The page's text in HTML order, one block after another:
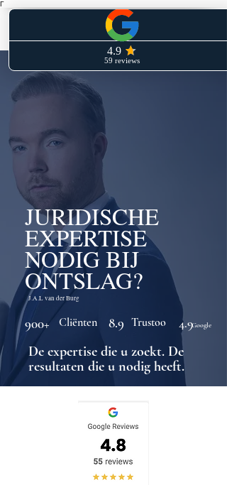
Γ
JURIDISCHE
EXPERTISE
NODIG BIJ
ONTSLAG?
J.A.L van der Burg
900+ Cliënten 8.9 Trustoo 4.9Google
De expertise die u zoekt. De
resultaten die u nodig heeft.